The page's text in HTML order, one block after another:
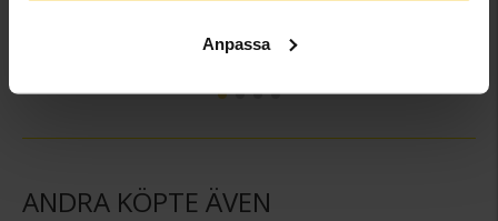
Anpassa
GULDFYND
GULDFYND
ANDRA KÖPTE ÄVEN